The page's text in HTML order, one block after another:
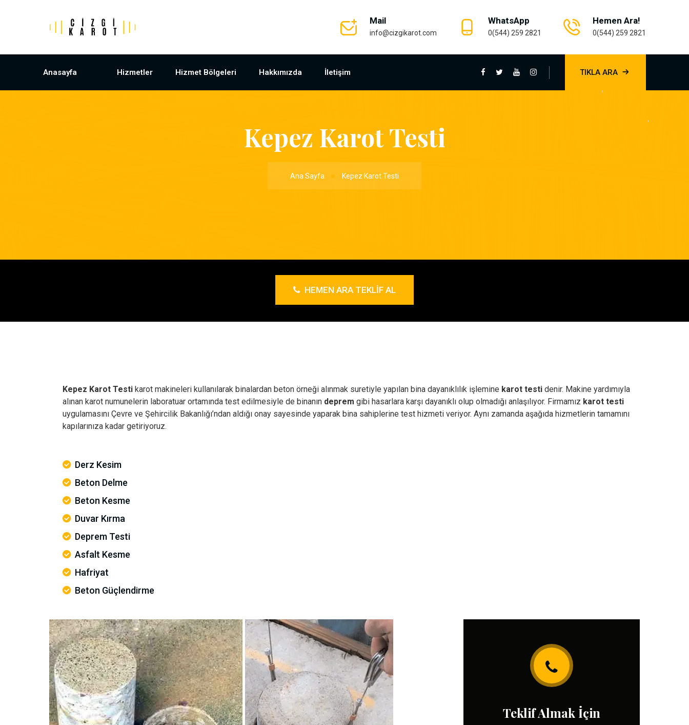
Mail
info@cizgikarot.com
WhatsApp
0(544) 259 2821
Hemen Ara!
0(544) 259 2821
Anasayfa Hizmetler Hizmet Bölgeleri Hakkımızda İletişim TIKLA ARA
Kepez Karot Testi
Ana Sayfa Kepez Karot Testi
HEMEN ARA TEKLIF AL
Kepez Karot Testi karot makineleri kullanılarak binalardan beton örneği alınmak suretiyle yapılan bina dayanıklılık işlemine karot testi denir. Makine yardımıyla
alınan karot numunelerin laboratuar ortamında test edilmesiyle de binanın deprem gibi hasarlara karşı dayanıklı olup olmadığı anlaşılıyor. Firmamız karot testi
uygulamasını Çevre ve Şehircilik Bakanlığı’ndan aldığı onay sayesinde yaparak bina sahiplerine test hizmeti veriyor. Aynı zamanda aşağıda hizmetlerin tamamını
kapılarınıza kadar getiriyoruz.
Derz Kesim
Beton Delme
Beton Kesme
Duvar Kırma
Deprem Testi
Asfalt Kesme
Hafriyat
Beton Güçlendirme
Teklif Almak İçin